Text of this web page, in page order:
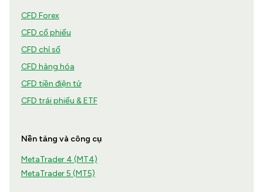
CFD Forex
CFD cổ phiếu
CFD chỉ số
CFD hàng hóa
CFD tiền điện tử
CFD trái phiếu & ETF
Nền tảng và công cụ
MetaTrader 4 (MT4)
MetaTrader 5 (MT5)